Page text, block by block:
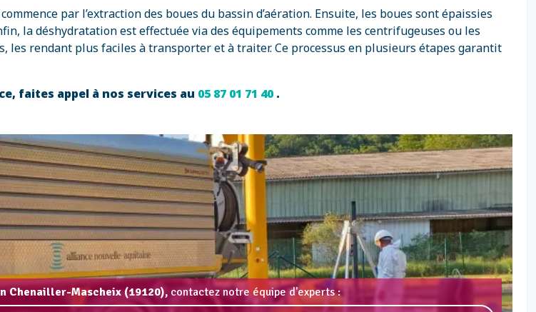
par l’extraction des boues du bassin d’aération. Ensuite, les boues sont épaissies
la déshydratation est effectuée via des équipements comme les centrifugeuses ou les
rendant plus faciles à transporter et à traiter. Ce processus en plusieurs étapes garantit
faites appel à nos services au 05 87 01 71 40.
Chenailler-Mascheix (19120), contactez notre équipe d'experts :